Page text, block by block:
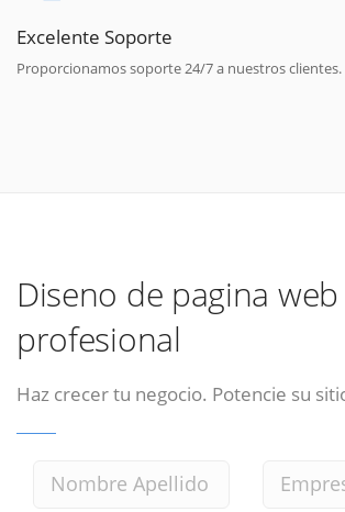
Excelente Soporte
Proporcionamos soporte 24/7 a nuestros clientes.
Diseno de pagina web
profesional
Haz crecer tu negocio. Potencie su